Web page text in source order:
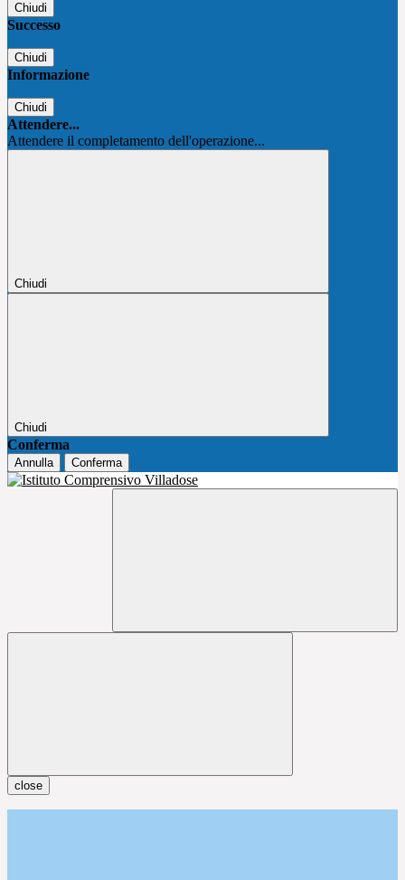
Chiudi
Successo
Chiudi
Informazione
Chiudi
Attendere...
Attendere il completamento dell'operazione...
Chiudi
Chiudi
Conferma
Annulla Conferma
close